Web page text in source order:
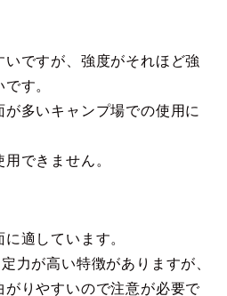
いですが、強度がそれほど強
す。
が多いキャンプ場での使用に
できません。
適しています。
力が高い特徴がありますが、
りやすいので注意が必要で